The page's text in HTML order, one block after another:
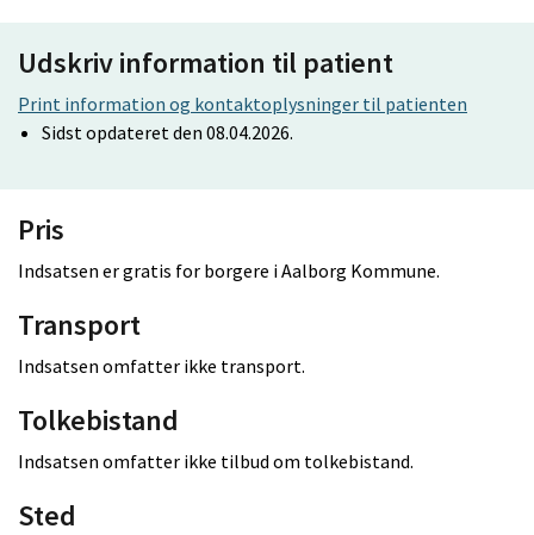
Udskriv information til patient
Print information og kontaktoplysninger til patienten
Sidst opdateret den 08.04.2026.
Pris
Indsatsen er gratis for borgere i Aalborg Kommune.
Transport
Indsatsen omfatter ikke transport.
Tolkebistand
Indsatsen omfatter ikke tilbud om tolkebistand.
Sted